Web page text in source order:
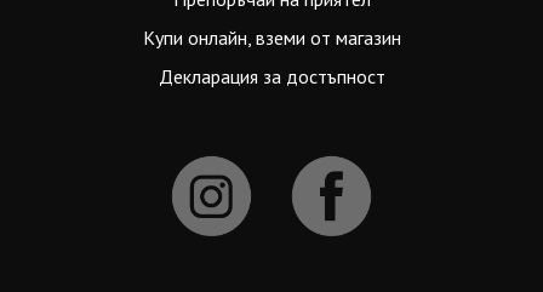
Купи онлайн, вземи от магазин
Декларация за достъпност